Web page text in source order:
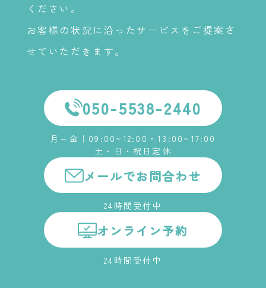
ください。
お客様の状況に沿ったサービスをご提案さ
せていただきます。
050-5538-2440
月～金｜09:00~12:00・13:00~17:00
土・日・祝日定休
メールでお問合わせ
24時間受付中
オンライン予約
24時間受付中